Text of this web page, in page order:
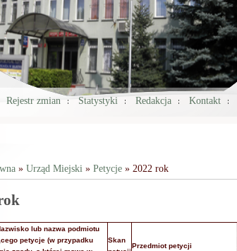
Rejestr zmian Statystyki Redakcja Kontakt
tutaj
» Urząd Miejski» Petycje» 2022 rok
lub nazwa podmiotu
petycje (w przypadku
Skan
Przedmiot petycji